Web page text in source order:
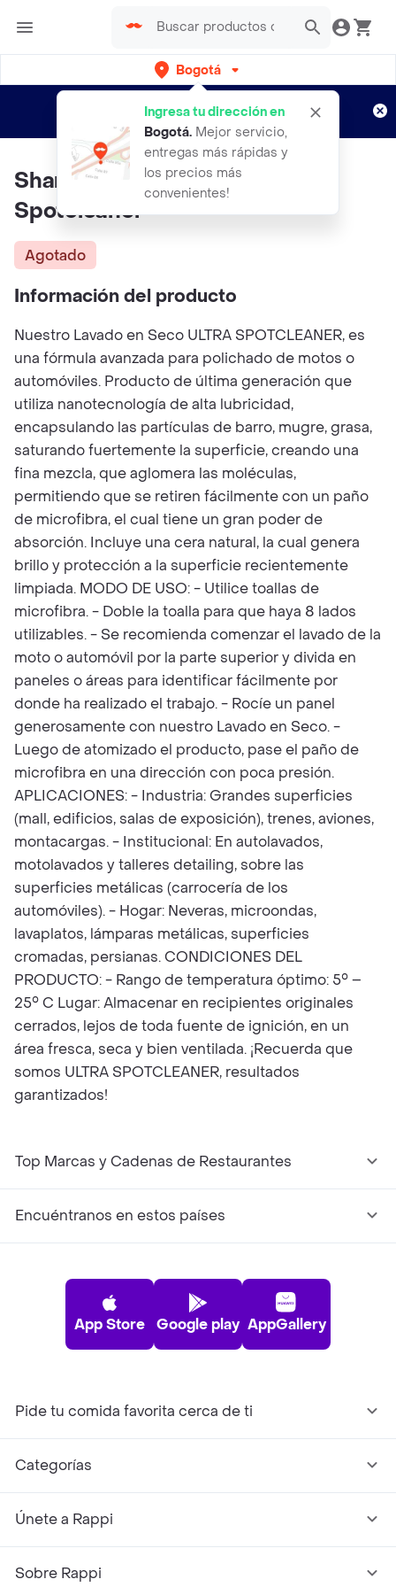
Bogotá
Ingresa tu dirección en
Bogotá. Mejor servicio,
entregas más rápidas y
los precios más
convenientes!
envíos gratis por semanas
Aplican TyC
Shampoo En Seco Ultra
Spotcleaner
Agotado
Información del producto
Nuestro Lavado en Seco ULTRA SPOTCLEANER, es
una fórmula avanzada para polichado de motos o
automóviles. Producto de última generación que
utiliza nanotecnología de alta lubricidad,
encapsulando las partículas de barro, mugre, grasa,
saturando fuertemente la superficie, creando una
fina mezcla, que aglomera las moléculas,
permitiendo que se retiren fácilmente con un paño
de microfibra, el cual tiene un gran poder de
absorción. Incluye una cera natural, la cual genera
brillo y protección a la superficie recientemente
limpiada. MODO DE USO: - Utilice toallas de
microfibra. - Doble la toalla para que haya 8 lados
utilizables. - Se recomienda comenzar el lavado de la
moto o automóvil por la parte superior y divida en
paneles o áreas para identificar fácilmente por
donde ha realizado el trabajo. - Rocíe un panel
generosamente con nuestro Lavado en Seco. -
Luego de atomizado el producto, pase el paño de
microfibra en una dirección con poca presión.
APLICACIONES: - Industria: Grandes superficies
(mall, edificios, salas de exposición), trenes, aviones,
montacargas. - Institucional: En autolavados,
motolavados y talleres detailing, sobre las
superficies metálicas (carrocería de los
automóviles). - Hogar: Neveras, microondas,
lavaplatos, lámparas metálicas, superficies
cromadas, persianas. CONDICIONES DEL
PRODUCTO: - Rango de temperatura óptimo: 5° –
25° C Lugar: Almacenar en recipientes originales
cerrados, lejos de toda fuente de ignición, en un
área fresca, seca y bien ventilada. ¡Recuerda que
somos ULTRA SPOTCLEANER, resultados
garantizados!
Top Marcas y Cadenas de Restaurantes
Encuéntranos en estos países
App Store Google play AppGallery
Pide tu comida favorita cerca de ti
Categorías
Únete a Rappi
Sobre Rappi